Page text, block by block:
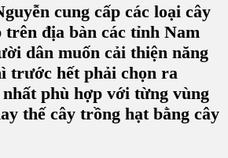
cung cấp các loại cây
trên địa bàn các tỉnh Nam
dân muốn cải thiện năng
trước hết phải chọn ra
phù hợp với từng vùng
thế cây trồng hạt bằng cây